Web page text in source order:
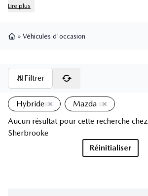
Lire plus
» Véhicules d'occasion
Filtrer
Hybride
Mazda
Aucun résultat pour cette recherche chez
Sherbrooke
Réinitialiser